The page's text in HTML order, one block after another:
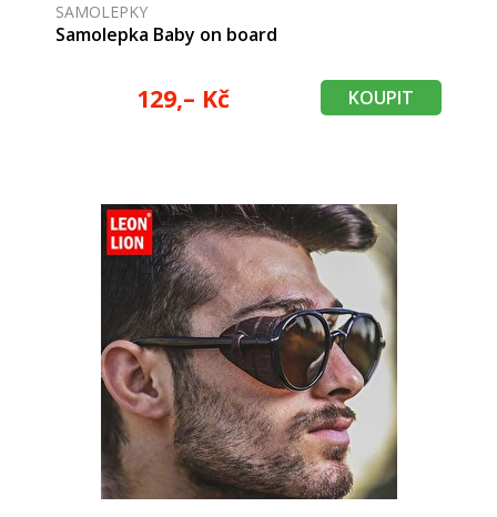
SAMOLEPKY
Samolepka Baby on board
129,– Kč KOUPIT